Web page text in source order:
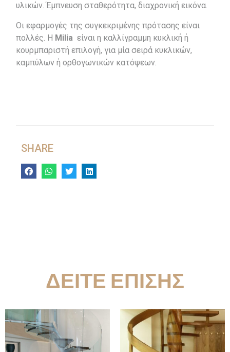
υλικών. Έμπνευση σταθερότητα, διαχρονική εικόνα.
Οι εφαρμογές της συγκεκριμένης πρότασης είναι
πολλές. Η Μilia είναι η καλλίγραμμη κυκλική ή
κουρμπαριστή επιλογή, για μία σειρά κυκλικών,
καμπύλων ή ορθογωνικών κατόψεων.
SHARE
ΔΕΙΤΕ ΕΠΙΣΗΣ